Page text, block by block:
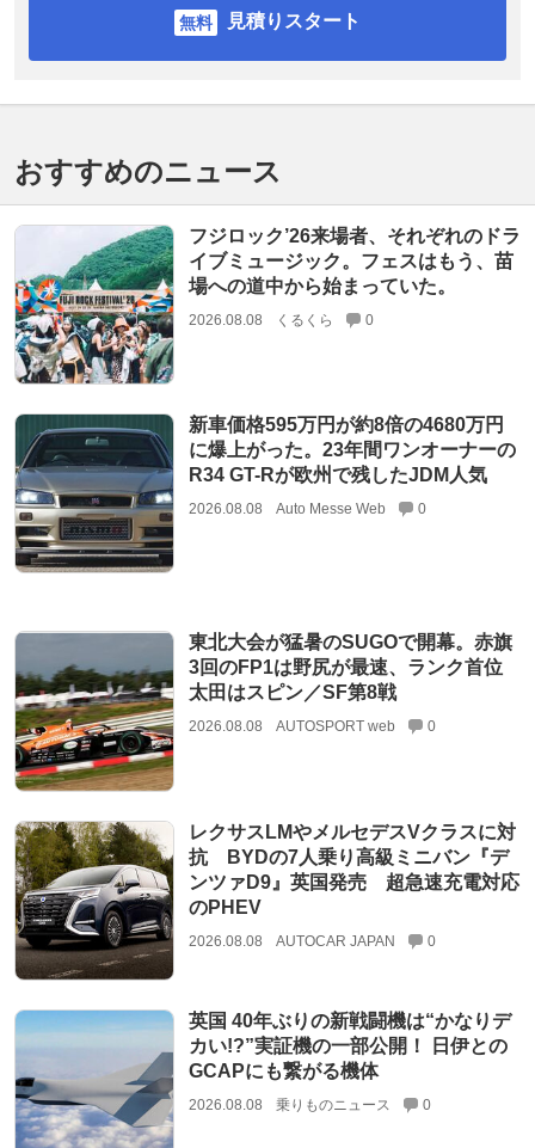
見積りスタート
おすすめのニュース
フジロック’26来場者、それぞれのドラ
イブミュージック。フェスはもう、苗
場への道中から始まっていた。
2026.08.08 くるくら 0
新車価格595万円が約8倍の4680万円
に爆上がった。23年間ワンオーナーの
R34 GT-Rが欧州で残したJDM人気
2026.08.08 Auto Messe Web 0
東北大会が猛暑のSUGOで開幕。赤旗
3回のFP1は野尻が最速、ランク首位
太田はスピン／SF第8戦
2026.08.08 AUTOSPORT web 0
レクサスLMやメルセデスVクラスに対
抗 BYDの7人乗り高級ミニバン『デ
ンツァD9』英国発売 超急速充電対応
のPHEV
2026.08.08 AUTOCAR JAPAN 0
英国 40年ぶりの新戦闘機は“かなりデ
カい!?”実証機の一部公開！ 日伊との
GCAPにも繋がる機体
2026.08.08 乗りものニュース 0